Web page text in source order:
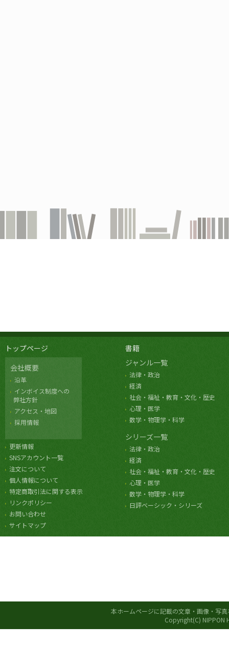
トップページ
会社概要
沿革
インボイス制度への
弊社方針
アクセス・地図
採用情報
更新情報
SNSアカウント一覧
注文について
個人情報について
特定商取引法に関する表示
リンクポリシー
お問い合わせ
サイトマップ
書籍
ジャンル一覧
法律・政治
経済
社会・福祉・教育・文化・歴史
心理・医学
数学・物理学・科学
シリーズ一覧
法律・政治
経済
社会・福祉・教育・文化・歴史
心理・医学
数学・物理学・科学
日評ベーシック・シリーズ
本ホームページに記載の文章・画像・写
Copyright(C) NIPPON